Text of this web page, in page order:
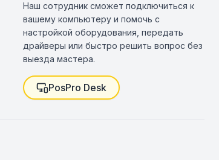
Наш сотрудник сможет подключиться к
вашему компьютеру и помочь с
настройкой оборудования, передать
драйверы или быстро решить вопрос без
выезда мастера.
PosPro Desk